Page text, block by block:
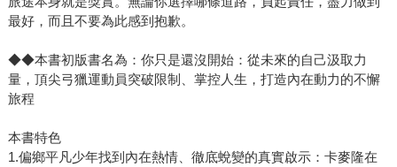
最好，而且不要為此感到抱歉。
◆◆本書初版書名為：你只是還沒開始：從未來的自己汲取力
量，頂尖弓獵運動員突破限制、掌控人生，打造內在動力的不懈
旅程
本書特色
1.偏鄉平凡少年找到內在熱情、徹底蛻變的真實啟示：卡麥隆在